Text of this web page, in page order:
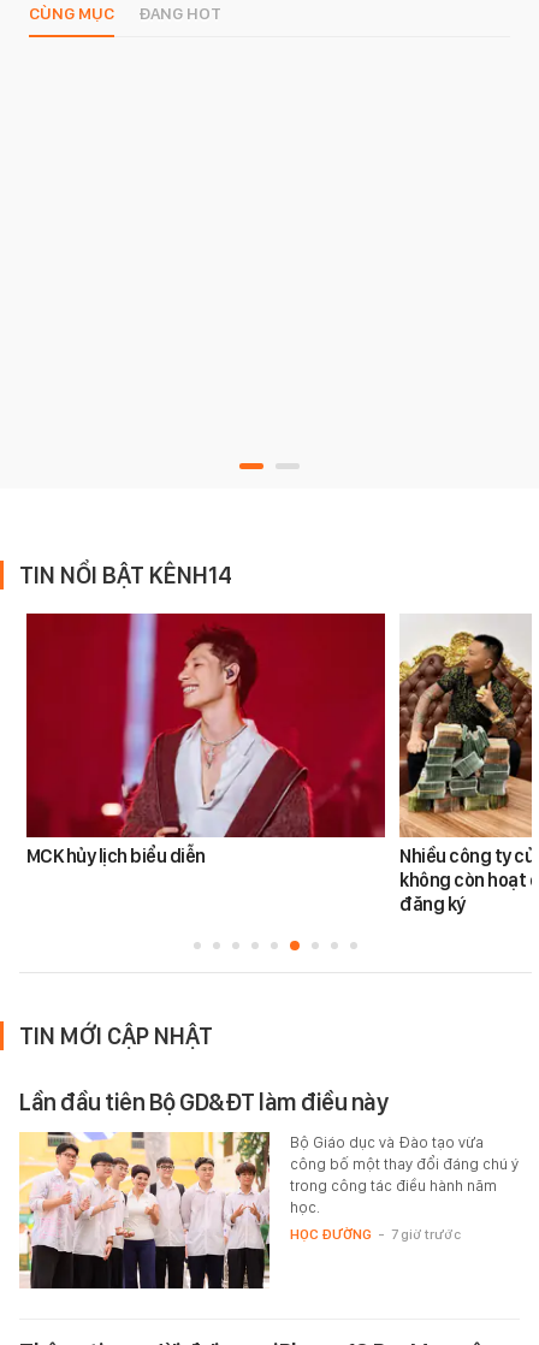
CÙNG MỤC ĐANG HOT
TIN NỔI BẬT KÊNH14
MCK hủy lịch biểu diễn
Nhiều công ty
không còn hoạt
đăng ký
TIN MỚI CẬP NHẬT
Lần đầu tiên Bộ GD&ĐT làm điều này
Bộ Giáo dục và Đào tạo vừa
công bố một thay đổi đáng chú ý
trong công tác điều hành năm
học.
HỌC ĐƯỜNG - 7 giờ trước